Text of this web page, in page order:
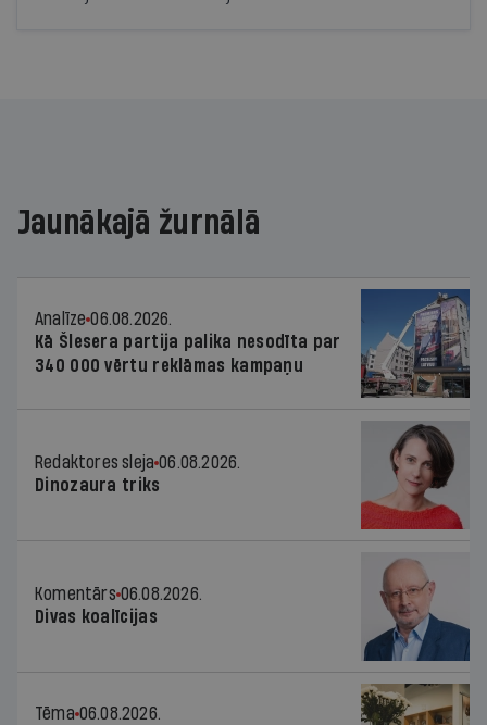
Jaunākajā žurnālā
Analīze 06.08.2026.
Kā Šlesera partija palika nesodīta par
340 000 vērtu reklāmas kampaņu
Redaktores sleja 06.08.2026.
Dinozaura triks
Komentārs 06.08.2026.
Divas koalīcijas
Tēma 06.08.2026.